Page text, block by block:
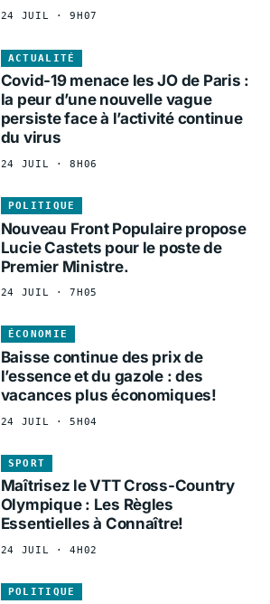
24 JUIL · 9H07
ACTUALITÉ
Covid-19 menace les JO de Paris :
la peur d’une nouvelle vague
persiste face à l’activité continue
du virus
24 JUIL · 8H06
POLITIQUE
Nouveau Front Populaire propose
Lucie Castets pour le poste de
Premier Ministre.
24 JUIL · 7H05
ÉCONOMIE
Baisse continue des prix de
l’essence et du gazole : des
vacances plus économiques!
24 JUIL · 5H04
SPORT
Maîtrisez le VTT Cross-Country
Olympique : Les Règles
Essentielles à Connaître!
24 JUIL · 4H02
POLITIQUE